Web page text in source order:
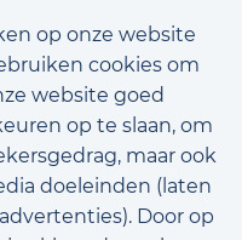
op onze website
cookies om
website goed
op te slaan, om
maar ook
doeleinden (laten
Door op